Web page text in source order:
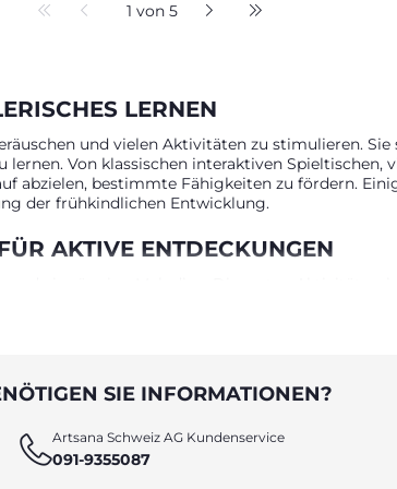
1 von 5
LERNEN
und vielen Aktivitäten zu stimulieren.
Von klassischen interaktiven
abzielen, bestimmte Fähigkeiten zu fördern.
der frühkindlichen Entwicklung.
AKTIVE ENTDECKUNGEN
um dem Kind die Grundlagen des Lernens zu
Spielregel ist die Fantasie des Kindes. Dank
KOORDINATION UND
des Kindes und machen es früh mit
Spieltische mit Alltagsbezug
SIE INFORMATIONEN?
Artsana Schweiz AG Kundenservice
091-9355087